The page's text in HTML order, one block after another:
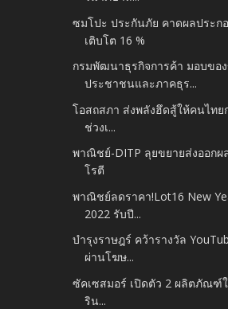
ซมโปะ ประกันภัย คาดผลประก
เติบโต 16 %
กรมพัฒนาธุรกิจการค้า มอบขอ
ประชาชนและภาคธุร...
โอสถสภา ส่งพลังฮึดสู้ให้คนไท
ช่วงเ...
พาณิชย์-DITP ลุยขยายส่งออกผ
โรตี
พาณิชย์ลดราคา!Lot16 New
2022 รับปี...
บำรุงราษฎร์ คว้ารางวัล
ผ่านโฆษ...
ซัคเซสมอร์ เปิดตัว 2 ผลิตภัณฑ์
ริน...